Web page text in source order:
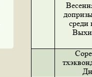
среди